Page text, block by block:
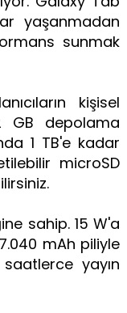
yaşanmadan
sunmak
kişisel
GB depolama
1 TB'e kadar
microSD
sahip. 15 W'a
mAh piliyle
yayın